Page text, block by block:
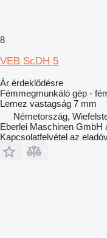
8
VEB ScDH 5
Ár érdeklődésre
Fémmegmunkáló gép -
Lemez vastagság 7 mm
Németország,
Eberlei Maschinen GmbH
Kapcsolatfelvétel az